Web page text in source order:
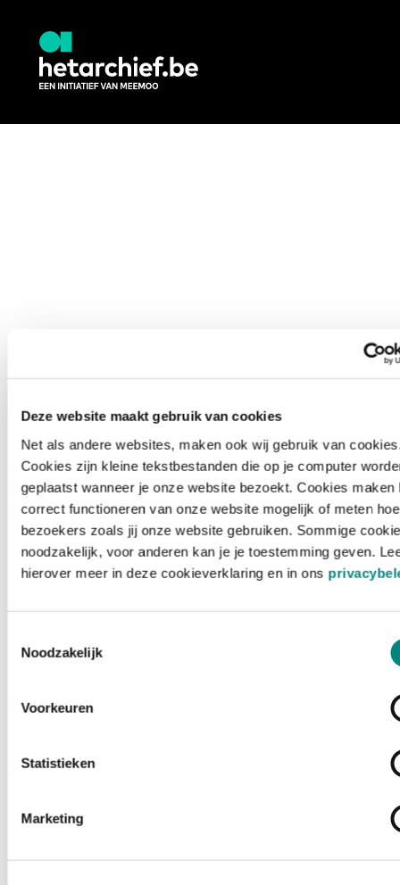
Deze website maakt gebruik van cookies
Net als andere websites, maken ook wij gebruik van
Cookies zijn kleine tekstbestanden die op je computer
geplaatst wanneer je onze website bezoekt. Cookies maken
correct functioneren van onze website mogelijk of meten hoe
bezoekers zoals jij onze website gebruiken. Sommige
noodzakelijk, voor anderen kan je je toestemming geven.
hierover meer in deze cookieverklaring en in ons
Noodzakelijk
Voorkeuren
Statistieken
Marketing